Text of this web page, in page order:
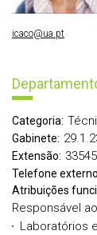
Categoria:
Gabinete:
Extensão: 33545
Telefone
Atribuições
Responsável
Laboratórios
icaco@ua.pt